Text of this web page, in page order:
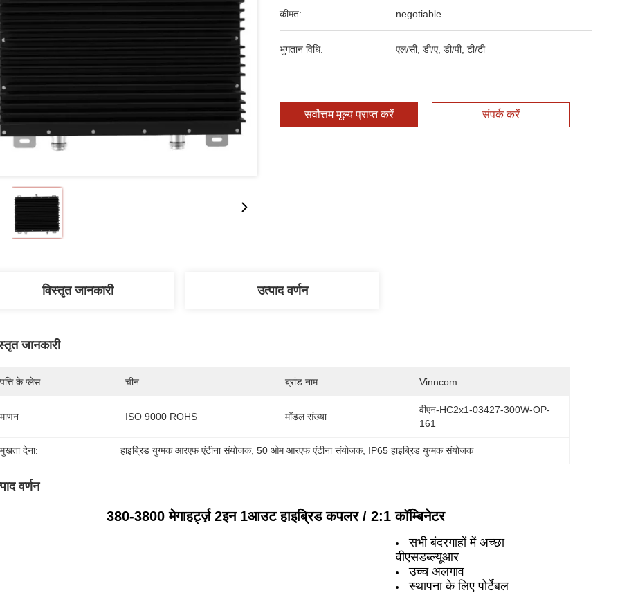
कीमत: negotiable
भुगतान विधि: एल/सी, डी/ए, डी/पी, टी/टी
सर्वोत्तम मूल्य प्राप्त करें संपर्क करें
विस्तृत जानकारी उत्पाद वर्णन
जानकारी
के प्लेस चीन ब्रांड नाम Vinncom
ISO 9000 ROHS मॉडल संख्या
वीएन-HC2x1-03427-300W-OP-
161
देना: हाइब्रिड युग्मक आरएफ एंटीना संयोजक, 50 ओम आरएफ एंटीना संयोजक, IP65 हाइब्रिड युग्मक संयोजक
वर्णन
380-3800 मेगाहर्ट्ज़ 2इन 1आउट हाइब्रिड कपलर / 2:1 कॉम्बिनेटर
सभी बंदरगाहों में अच्छा
वीएसडब्ल्यूआर
उच्च अलगाव
स्थापना के लिए पोर्टेबल